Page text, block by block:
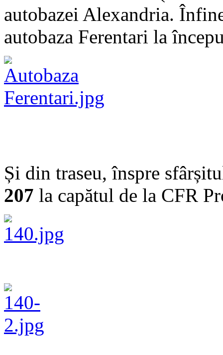
autobazei Alexandria.
autobaza Ferentari la
Și din traseu, înspre
207 la capătul de la CFR